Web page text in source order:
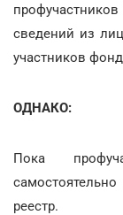
сведений из
участников
ОДНАКО:
Пока
реестр.